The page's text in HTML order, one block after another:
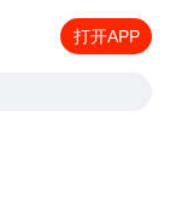
打开APP